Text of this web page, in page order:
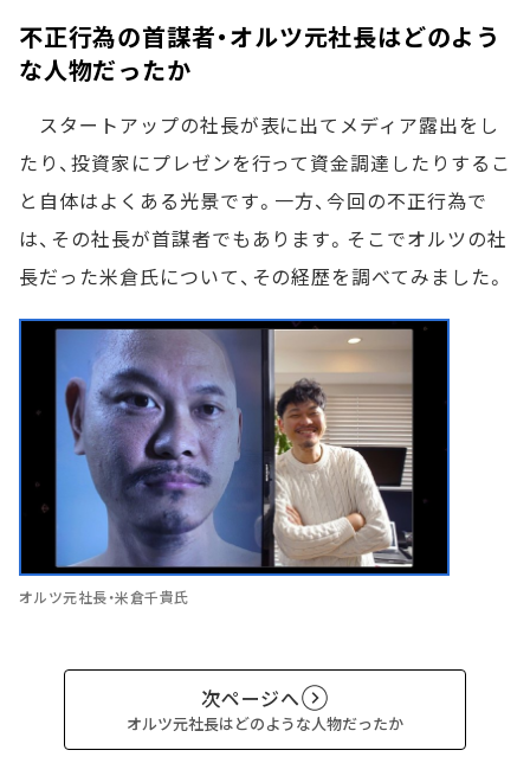
不正行為の首謀者・オルツ元社長はどのよう
な人物だったか
スタートアップの社長が表に出てメディア露出をし
たり、投資家にプレゼンを行って資金調達したりするこ
と自体はよくある光景です。一方、今回の不正行為で
は、その社長が首謀者でもあります。そこでオルツの社
長だった米倉氏について、その経歴を調べてみました。
オルツ元社長・米倉千貴氏
次ページへ
オルツ元社長はどのような人物だったか